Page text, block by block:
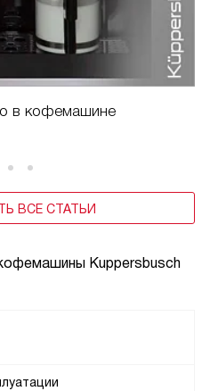
Kuppersbusch
в кофемашине
ВСЕ СТАТЬИ